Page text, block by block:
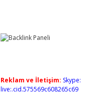
Reklam ve İletişim: Skype:
live:.cid.575569c608265c69